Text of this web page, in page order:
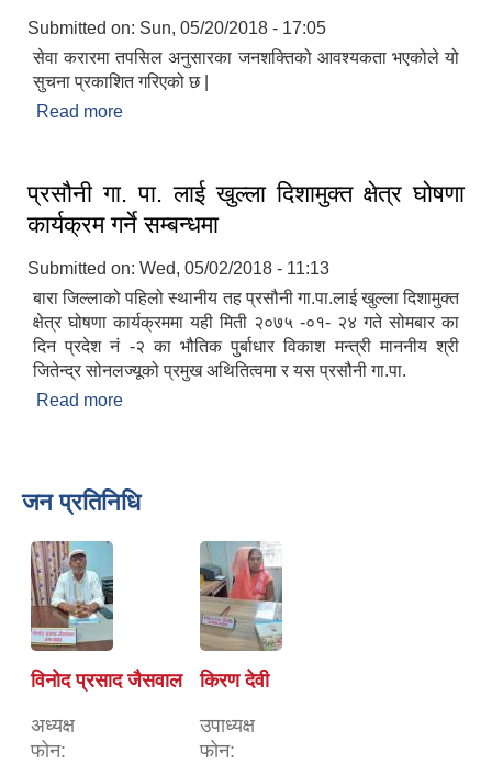
Submitted on: Sun, 05/20/2018 - 17:05
सेवा करारमा तपसिल अनुसारका जनशक्तिको आवश्यकता भएकोले यो
सुचना प्रकाशित गरिएको छ |
Read more
प्रसौनी गा. पा. लाई खुल्ला दिशामुक्त क्षेत्र घोषणा
कार्यक्रम गर्ने सम्बन्धमा
Submitted on: Wed, 05/02/2018 - 11:13
बारा जिल्लाको पहिलो स्थानीय तह प्रसौनी गा.पा.लाई खुल्ला दिशामुक्त
क्षेत्र घोषणा कार्यक्रममा यही मिती २०७५ -०१- २४ गते सोमबार का
दिन प्रदेश नं -२ का भौतिक पुर्बाधार विकाश मन्त्री माननीय श्री
जितेन्द्र सोनलज्यूको प्रमुख अथितित्वमा र यस प्रसौनी गा.पा.
Read more
जन प्रतिनिधि
विनोद प्रसाद जैसवाल
अध्यक्ष
फोन:
किरण देवी
उपाध्यक्ष
फोन: